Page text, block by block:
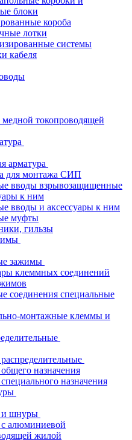
блоки
короба
лотки
системы
кабеля
медной токопроводящей
арматура
для монтажа СИП
вводы взрывозащищенные
к ним
вводы и аксессуары к ним
муфты
гильзы
зажимы
клеммных соединений
соединения специальные
монтажные клеммы и
назначения
назначения
и шнуры
алюминиевой
жилой